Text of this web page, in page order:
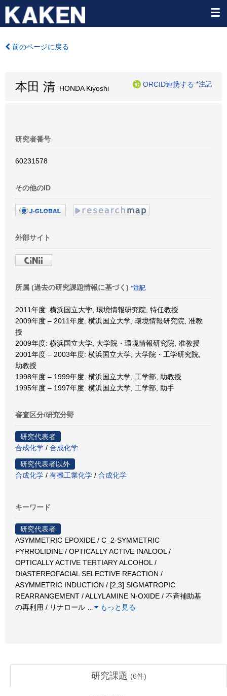
前のページに戻る
本田 清 HONDA Kiyoshi
ORCID連携する *注記
研究者番号
60231578
その他のID
外部サイト
所属 (過去の研究課題情報に基づく) *注記
2011年度: 横浜国立大学, 環境情報研究院, 特任教授
2009年度 – 2011年度: 横浜国立大学, 環境情報研究院, 准教
授
2009年度: 横浜国立大学, 大学院・環境情報研究院, 准教授
2001年度 – 2003年度: 横浜国立大学, 大学院・工学研究院,
助教授
1998年度 – 1999年度: 横浜国立大学, 工学部, 助教授
1995年度 – 1997年度: 横浜国立大学, 工学部, 助手
審査区分/研究分野
研究代表者
合成化学 / 合成化学
研究代表者以外
合成化学 / 有機工業化学 / 合成化学
キーワード
研究代表者
ASYMMETRIC EPOXIDE / C_2-SYMMETRIC
PYRROLIDINE / OPTICALLY ACTIVE INALOOL /
OPTICALLY ACTIVE TERTIARY ALCOHOL /
DIASTEREOFACIAL SELECTIVE REACTION /
ASYMMETRIC INDUCTION / [2,3] SIGMATROPIC
REARRANGEMENT / ALLYLAMINE N-OXIDE / 不斉補助基
の再利用 / リナロール
もっと見る
研究課題 (6件)